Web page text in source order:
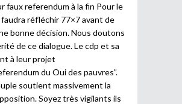
faux referendum à la fin Pour le
réfléchir 77×7 avant de
bonne décision. Nous doutons
de ce dialogue. Le cdp et sa
à leur projet
du Oui des pauvres”.
soutient massivement la
Soyez très vigilants ils